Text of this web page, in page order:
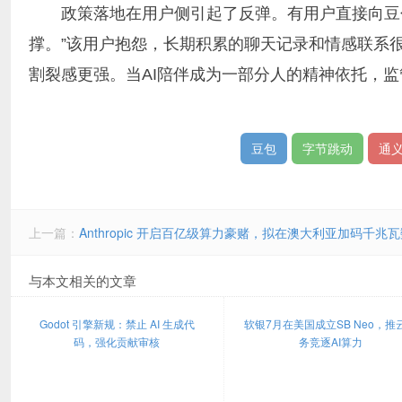
政策落地在用户侧引起了反弹。有用户直接向
撑。”该用户抱怨，长期积累的聊天记录和情感联
割裂感更强。当AI陪伴成为一部分人的精神依托，
豆包 字节跳动 通
上一篇： Anthropic 开启百亿级算力豪赌，拟在澳大利亚加码千兆
与本文相关的文章
Godot 引擎新规：禁止 AI 生成代
码，强化贡献审核
软银7月在美国成立SB Neo，推
务竞逐AI算力